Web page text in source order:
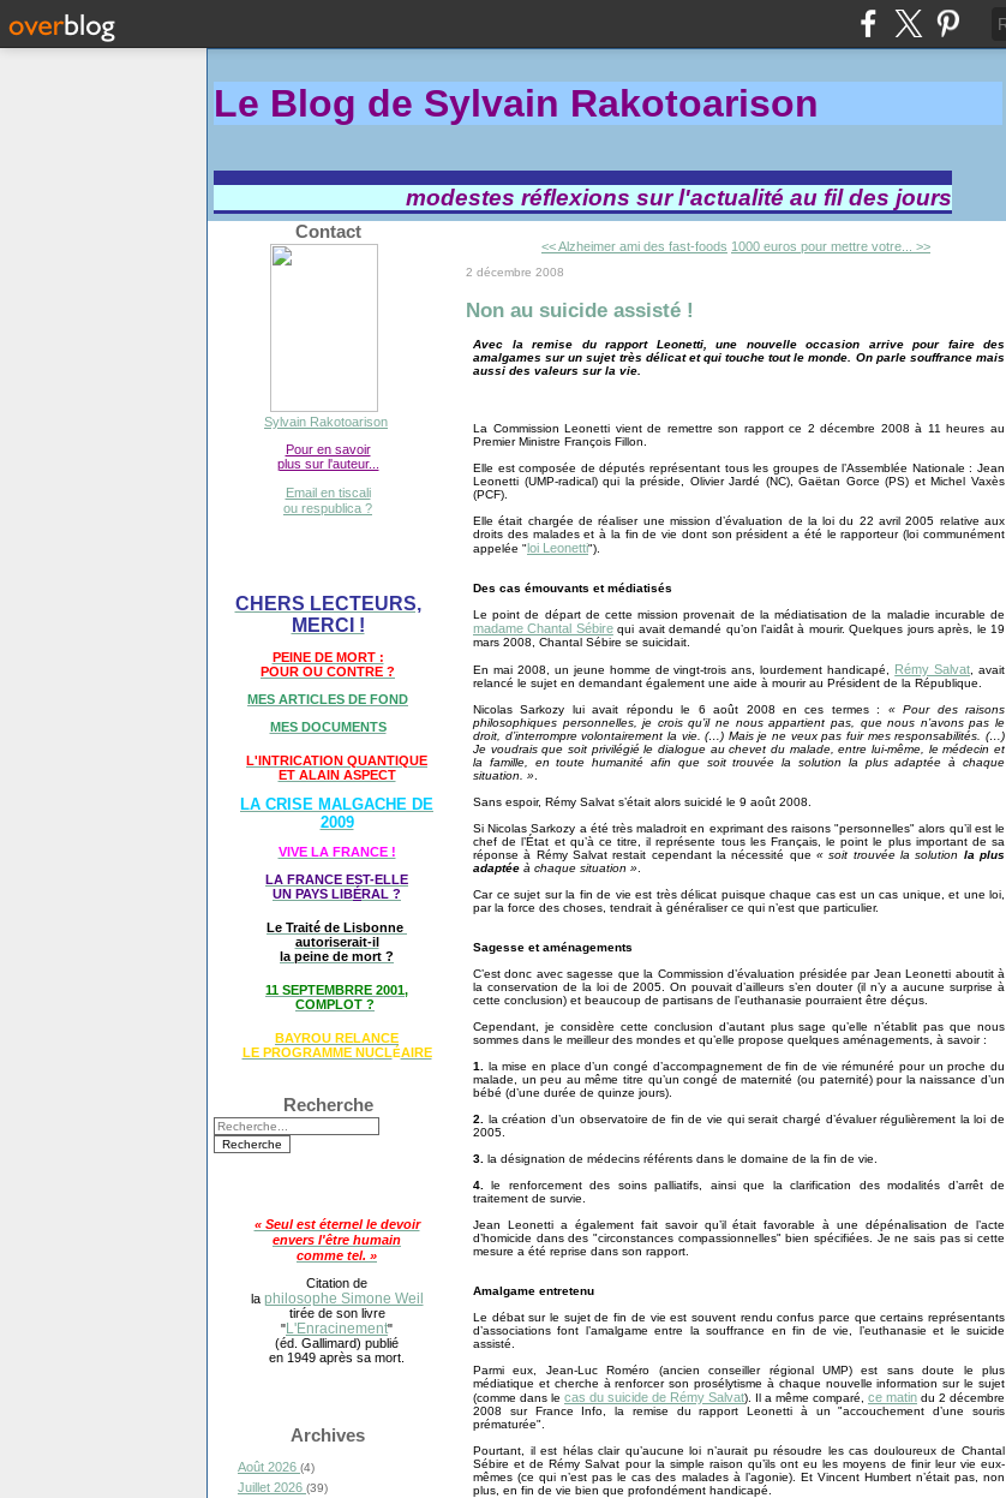
Le Blog de Sylvain Rakotoarison
modestes réflexions sur l'actualité au fil des jours
Contact
Sylvain Rakotoarison
Pour en savoir
plus sur l'auteur...
Email en tiscali
ou respublica ?
CHERS LECTEURS,
MERCI !
PEINE DE MORT :
POUR OU CONTRE ?
MES ARTICLES DE FOND
MES DOCUMENTS
L'INTRICATION QUANTIQUE
ET ALAIN ASPECT
LA CRISE MALGACHE DE
2009
VIVE LA FRANCE !
LA FRANCE EST-ELLE
UN PAYS LIBÉRAL ?
Le Traité de Lisbonne
autoriserait-il
la peine de mort ?
11 SEPTEMBRRE 2001,
COMPLOT ?
BAYROU RELANCE
LE PROGRAMME NUCLÉAIRE
Recherche
« Seul est éternel le devoir
envers l'être humain
comme tel. »
Citation de
la philosophe Simone Weil
tirée de son livre
"L'Enracinement"
(éd. Gallimard) publié
en 1949 après sa mort.
Archives
Août 2026 (4)
Juillet 2026 (39)
<< Alzheimer ami des fast-foods 1000 euros pour mettre votre... >>
2 décembre 2008
Non au suicide assisté !
Avec la remise du rapport Leonetti, une nouvelle occasion arrive pour faire des
amalgames sur un sujet très délicat et qui touche tout le monde. On parle souffrance mais
aussi des valeurs sur la vie.
La Commission Leonetti vient de remettre son rapport ce 2 décembre 2008 à 11 heures au
Premier Ministre François Fillon.
Elle est composée de députés représentant tous les groupes de l’Assemblée Nationale : Jean
Leonetti (UMP-radical) qui la préside, Olivier Jardé (NC), Gaëtan Gorce (PS) et Michel Vaxès
(PCF).
Elle était chargée de réaliser une mission d’évaluation de la loi du 22 avril 2005 relative aux
droits des malades et à la fin de vie dont son président a été le rapporteur (loi communément
appelée "loi Leonetti").
Des cas émouvants et médiatisés
Le point de départ de cette mission provenait de la médiatisation de la maladie incurable de
madame Chantal Sébirequi avait demandé qu’on l’aidât à mourir. Quelques jours après, le 19
mars 2008, Chantal Sébire se suicidait.
En mai 2008, un jeune homme de vingt-trois ans, lourdement handicapé, Rémy Salvat , avait
relancé le sujet en demandant également une aide à mourir au Président de la République.
Nicolas Sarkozy lui avait répondu le 6 août 2008 en ces termes :
« Pour des raisons
philosophiques personnelles, je crois qu’il ne nous appartient pas, que nous n’avons pas le
droit, d’interrompre volontairement la vie. (…) Mais je ne veux pas fuir mes responsabilités. (…)
Je voudrais que soit privilégié le dialogue au chevet du malade, entre lui-même, le médecin et
la famille, en toute humanité afin que soit trouvée la solution la plus adaptée à chaque
situation. »
Sans espoir, Rémy Salvat s’était alors suicidé le 9 août 2008.
Si Nicolas Sarkozy a été très maladroit en exprimant des raisons "personnelles" alors qu’il est le
chef de l’État et qu’à ce titre, il représente tous les Français, le point le plus important de sa
réponse à Rémy Salvat restait cependant la nécessité que « soit trouvée la solution la plus
adaptée à chaque situation »
Car ce sujet sur la fin de vie est très délicat puisque chaque cas est un cas unique, et une loi,
par la force des choses, tendrait à généraliser ce qui n’est que particulier.
Sagesse et aménagements
C’est donc avec sagesse que la Commission d’évaluation présidée par Jean Leonetti aboutit à
la conservation de la loi de 2005. On pouvait d’ailleurs s’en douter (il n’y a aucune surprise à
cette conclusion) et beaucoup de partisans de l’euthanasie pourraient être déçus.
Cependant, je considère cette conclusion d’autant plus sage qu’elle n’établit pas que nous
sommes dans le meilleur des mondes et qu’elle propose quelques aménagements, à savoir :
1.
la mise en place d’un congé d’accompagnement de fin de vie rémunéré pour un proche du
malade, un peu au même titre qu’un congé de maternité (ou paternité) pour la naissance d’un
bébé (d’une durée de quinze jours).
2.
la création d’un observatoire de fin de vie qui serait chargé d’évaluer régulièrement la loi de
2005.
3. la désignation de médecins référents dans le domaine de la fin de vie.
4.
le renforcement des soins palliatifs, ainsi que la clarification des modalités d’arrêt de
traitement de survie.
Jean Leonetti a également fait savoir qu’il était favorable à une dépénalisation de l’acte
d’homicide dans des "circonstances compassionnelles" bien spécifiées. Je ne sais pas si cette
mesure a été reprise dans son rapport.
Amalgame entretenu
Le débat sur le sujet de fin de vie est souvent rendu confus parce que certains représentants
d’associations font l’amalgame entre la souffrance en fin de vie, l’euthanasie et le suicide
assisté.
Parmi eux, Jean-Luc Roméro (ancien conseiller régional UMP) est sans doute le plus
médiatique et cherche à renforcer son prosélytisme à chaque nouvelle information sur le sujet
(comme dans le cas du suicide de Rémy Salvat). Il a même comparé, ce matin du 2 décembre
2008 sur France Info, la remise du rapport Leonetti à un "accouchement d’une souris
prématurée".
Pourtant, il est hélas clair qu’aucune loi n’aurait pu résoudre les cas douloureux de Chantal
Sébire et de Rémy Salvat pour la simple raison qu’ils ont eu les moyens de finir leur vie eux-
mêmes (ce qui n’est pas le cas des malades à l’agonie). Et Vincent Humbert n’était pas, non
plus, en fin de vie bien que profondément handicapé.